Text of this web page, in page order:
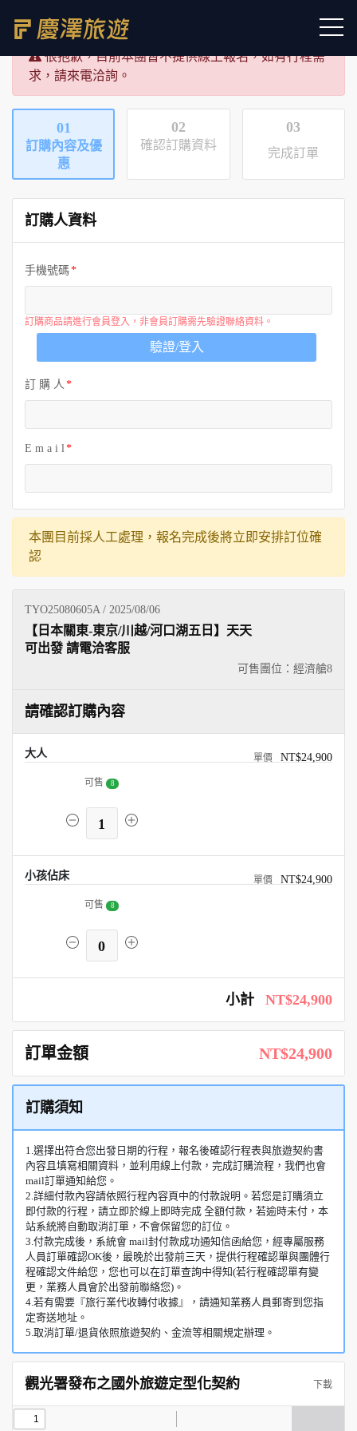
很抱歉，目前本團暫不提供線上報名，如有行程需
求，請來電洽詢。
01
訂購內容及優
惠
02
確認訂購資料
03
完成訂單
訂購人資料
手機號碼
訂購商品請進行會員登入，非會員訂購需先驗證聯絡資料。
驗證/登入
訂 購 人
E m a i l
本團目前採人工處理，報名完成後將立即安排訂位確
認
TYO25080605A / 2025/08/06
可售團位：經濟艙8
【日本關東-東京/川越/河口湖五日】天天
可出發 請電洽客服
請確認訂購內容
大人 NT$24,900
可售 8
1
小孩佔床 NT$24,900
可售 8
0
小計 NT$24,900
訂單金額 NT$24,900
訂購須知
1.選擇出符合您出發日期的行程，報名後確認行程表與旅遊契約書
內容且填寫相關資料，並利用線上付款，完成訂購流程，我們也會
mail訂單通知給您。
2.詳細付款內容請依照行程內容頁中的付款說明。若您是訂購須立
即付款的行程，請立即於線上即時完成 全額付款，若逾時未付，本
站系統將自動取消訂單，不會保留您的訂位。
3.付款完成後，系統會 mail封付款成功通知信函給您，經專屬服務
人員訂單確認OK後，最晚於出發前三天，提供行程確認單與團體行
程確認文件給您，您也可以在訂單查詢中得知(若行程確認單有變
更，業務人員會於出發前聯絡您)。
4.若有需要『旅行業代收轉付收據』，請通知業務人員郵寄到您指
定寄送地址。
5.取消訂單/退貨依照旅遊契約、金流等相關規定辦理。
觀光署發布之國外旅遊定型化契約 下載